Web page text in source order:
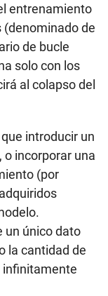
entrenamiento
de
de bucle
solo con los
al colapso del
introducir un
o incorporar una
(por
un único dato
la cantidad de
infinitamente